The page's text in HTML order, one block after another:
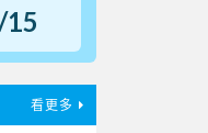
15
看更多